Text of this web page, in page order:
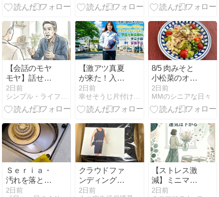
の。ちいかわ
いしました。
め合わせ」を
正直な感想
【会話のモヤ
モヤ】話せば
わかるは勘違
い相手に寄り
添う伝え方
2日前
シンプル・ライフ - 50代からの再出発
【激アツ真夏
が来た！入社
祝い金100
万】トヨタ期
間工絶賛募集
2日前
幸せそうじ片付け共創期間工派遣ブログ
8/5 肉みそと
小松菜のオイ
スター炒め
2日前
MMのシニアな日々
Ｓｅｒｉａ・
汚れを落とす
なら夏のうち
2日前
クラウドファ
ンディングで
出資していた
2日前
【ストレス激
減】ミニマリ
ストがやめた
2日前